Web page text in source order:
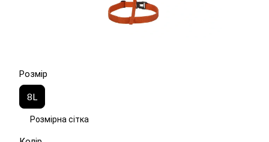
Розмір
8L
Розмірна сітка